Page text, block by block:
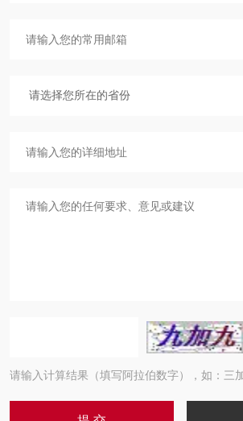
请输入计算结果（填写阿拉伯数字），如：三